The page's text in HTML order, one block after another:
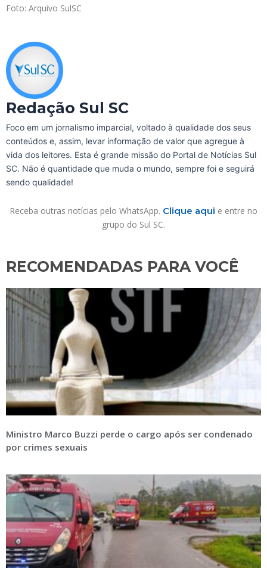
Foto: Arquivo SulSC
Redação Sul SC
Foco em um jornalismo imparcial, voltado à qualidade dos seus
conteúdos e, assim, levar informação de valor que agregue à
vida dos leitores. Esta é grande missão do Portal de Notícias Sul
SC. Não é quantidade que muda o mundo, sempre foi e seguirá
sendo qualidade!
Receba outras notícias pelo WhatsApp. Clique aqui e entre no
grupo do Sul SC.
RECOMENDADAS PARA VOCÊ​
Ministro Marco Buzzi perde o cargo após ser condenado
por crimes sexuais